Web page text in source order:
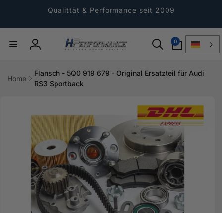
Qualittät & Performance seit 2009
Einloggen
0
Artikel
Home
Flansch - 5Q0 919 679 - Original Ersatzteil für Audi
RS3 Sportback